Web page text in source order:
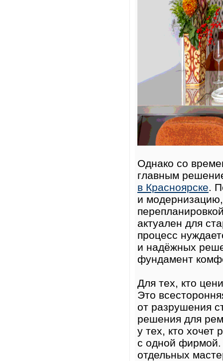
Однако со
главным
в Красноярске.
и
актуален для
процесс
и надёжных
фундамент
Для тех, кто
Это
от разрушения
решения для
у тех, кто хочет
с одной фирмой.
отдельных